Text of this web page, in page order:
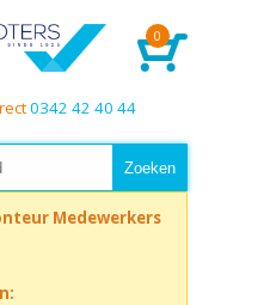
0
0342 42 40 44
Medewerkers